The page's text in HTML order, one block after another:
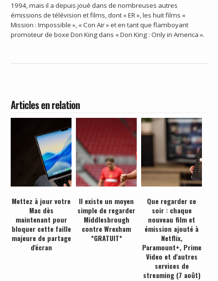
1994, mais il a depuis joué dans de nombreuses autres
émissions de télévision et films, dont « ER », les huit films «
Mission : Impossible », « Con Air » et en tant que flamboyant
promoteur de boxe Don King dans « Don King : Only in America ».
Articles en relation
Mettez à jour votre
Mac dès
maintenant pour
bloquer cette faille
majeure de partage
d'écran
Il existe un moyen
simple de regarder
Middlesbrough
contre Wrexham
*GRATUIT*
Que regarder ce
soir : chaque
nouveau film et
émission ajouté à
Netflix,
Paramount+, Prime
Video et d'autres
services de
streaming (7 août)